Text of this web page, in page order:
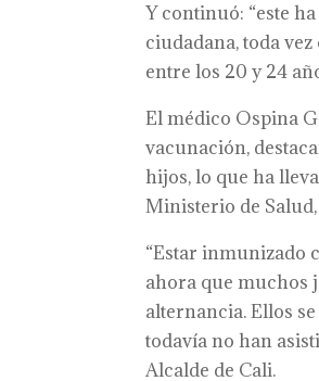
Y continuó: “este
ciudadana, toda
entre los 20 y 24
El médico Ospina
vacunación,
hijos, lo que ha
Ministerio de
“Estar inmunizado
ahora que muchos
alternancia. Ellos
todavía no han
Alcalde de Cali.